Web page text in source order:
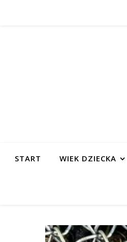
START WIEK DZIECKA